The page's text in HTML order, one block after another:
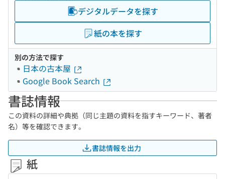
デジタルデータを探す
紙の本を探す
別の方法で探す
日本の古本屋
Google Book Search
書誌情報
この資料の詳細や典拠（同じ主題の資料を指すキーワード、著者
名）等を確認できます。
書誌情報を出力
紙